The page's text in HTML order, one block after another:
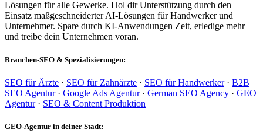
Lösungen für alle Gewerke. Hol dir Unterstützung durch den
Einsatz maßgeschneiderter AI-Lösungen für Handwerker und
Unternehmer. Spare durch KI-Anwendungen Zeit, erledige mehr
und treibe dein Unternehmen voran.
Branchen-SEO & Spezialisierungen:
SEO für Ärzte · SEO für Zahnärzte · SEO für Handwerker· B2B
SEO Agentur· Google Ads Agentur· German SEO Agency · GEO
Agentur· SEO & Content Produktion
GEO-Agentur in deiner Stadt: